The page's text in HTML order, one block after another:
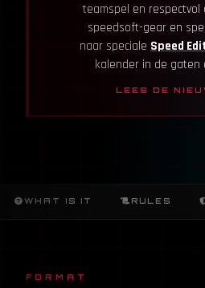
teamspel en respectvol
speedsoft-gear en
naar speciale Speed
kalender in de gaten
LEES DE
WHAT IS IT RULES
FORMAT